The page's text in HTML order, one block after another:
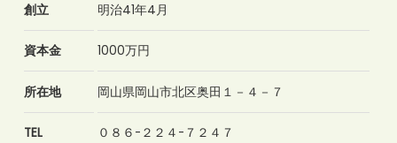
創立 明治41年4月
資本金 1000万円
所在地 岡山県岡山市北区奥田１－４－７
TEL ０８６-２２４-７２４７